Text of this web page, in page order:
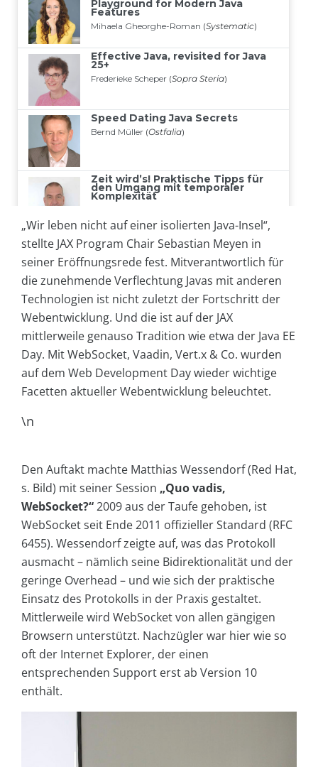
„Wir leben nicht auf einer isolierten Java-Insel“,
stellte JAX Program Chair Sebastian Meyen in
seiner Eröffnungsrede fest. Mitverantwortlich für
die zunehmende Verflechtung Javas mit anderen
Technologien ist nicht zuletzt der Fortschritt der
Webentwicklung. Und die ist auf der JAX
mittlerweile genauso Tradition wie etwa der Java EE
Day. Mit WebSocket, Vaadin, Vert.x & Co. wurden
auf dem Web Development Day wieder wichtige
Facetten aktueller Webentwicklung beleuchtet.
\n
Den Auftakt machte Matthias Wessendorf (Red Hat,
s. Bild) mit seiner Session „Quo vadis,
WebSocket?“2009 aus der Taufe gehoben, ist
WebSocket seit Ende 2011 offizieller Standard (RFC
6455). Wessendorf zeigte auf, was das Protokoll
ausmacht – nämlich seine Bidirektionalität und der
geringe Overhead – und wie sich der praktische
Einsatz des Protokolls in der Praxis gestaltet.
Mittlerweile wird WebSocket von allen gängigen
Browsern unterstützt. Nachzügler war hier wie so
oft der Internet Explorer, der einen
entsprechenden Support erst ab Version 10
enthält.